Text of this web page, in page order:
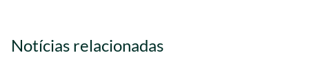
Notícias relacionadas